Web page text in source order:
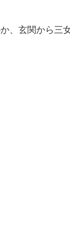
、玄関から三